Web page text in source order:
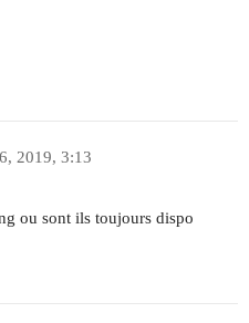
2019, 3:13
ou sont ils toujours dispo